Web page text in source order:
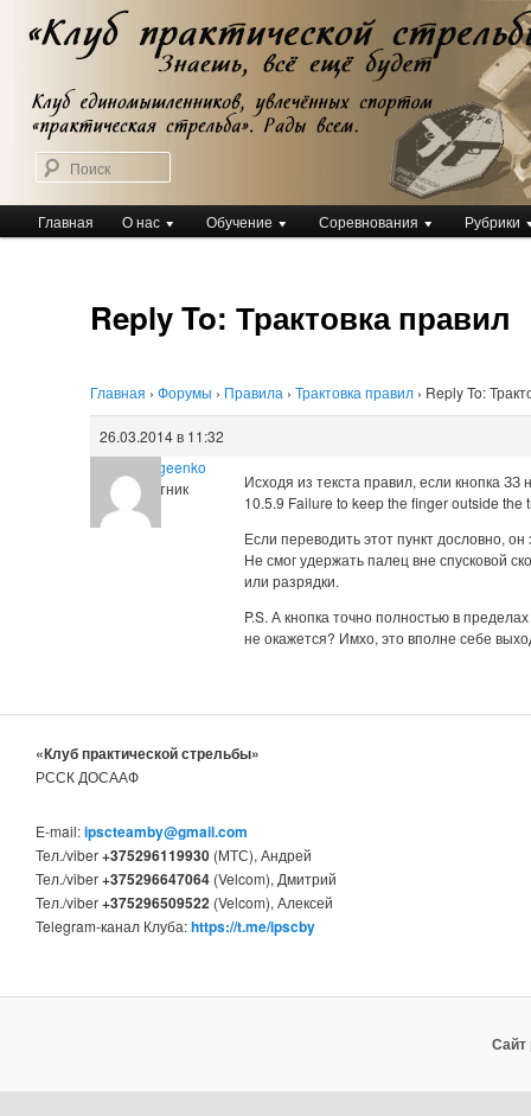
Перейти
основному
содержимому
Клуб практической стрельбы
Клуб практической стрельбы
Главное
меню
Главная О нас Обучение Соревнования Рубрики
Reply To: Трактовка правил
Главная › Форумы › Правила › Трактовка правил › Reply To:
26.03.2014 в 11:32
Tihon Sergeenko
Участник
Исходя из текста правил, если кнопка
10.5.9 Failure to keep the finger outside
Если переводить этот пункт дословно,
Не смог удержать палец вне спусковой
или разрядки.
P.S. А кнопка точно полностью в
не окажется? Имхо, это вполне себе
«Клуб практической стрельбы»
РССК ДОСААФ
E-mail:ipscteamby@gmail.com
Тел./viber+375296119930 (МТС), Андрей
Тел./viber+375296647064 (Velcom), Дмитрий
Тел./viber+375296509522 (Velcom), Алексей
Telegram-канал Клуба:https://t.me/ipscby
Сайт